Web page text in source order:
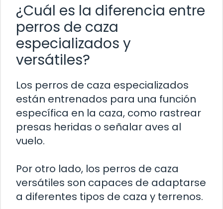
¿Cuál es la diferencia entre
perros de caza
especializados y
versátiles?
Los perros de caza especializados
están entrenados para una función
específica en la caza, como rastrear
presas heridas o señalar aves al
vuelo.
Por otro lado, los perros de caza
versátiles son capaces de adaptarse
a diferentes tipos de caza y terrenos.